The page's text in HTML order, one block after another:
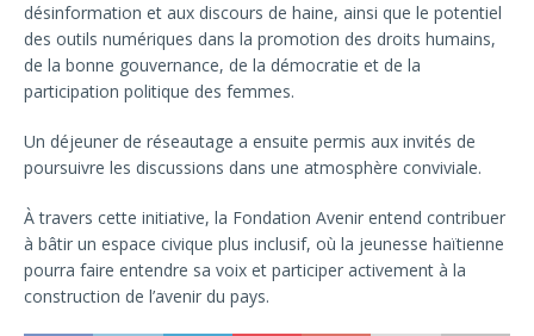
désinformation et aux discours de haine, ainsi que le potentiel
des outils numériques dans la promotion des droits humains,
de la bonne gouvernance, de la démocratie et de la
participation politique des femmes.
Un déjeuner de réseautage a ensuite permis aux invités de
poursuivre les discussions dans une atmosphère conviviale.
À travers cette initiative, la Fondation Avenir entend contribuer
à bâtir un espace civique plus inclusif, où la jeunesse haïtienne
pourra faire entendre sa voix et participer activement à la
construction de l’avenir du pays.